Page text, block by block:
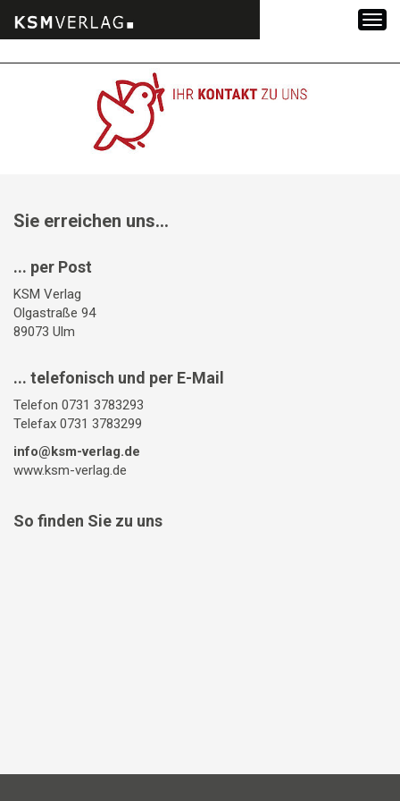
Sie erreichen uns...
... per Post
KSM Verlag
Olgastraße 94
89073 Ulm
... telefonisch und per E-Mail
Telefon 0731 3783293
Telefax 0731 3783299
info@ksm-verlag.de
www.ksm-verlag.de
So finden Sie zu uns